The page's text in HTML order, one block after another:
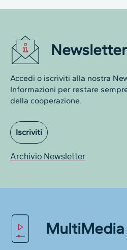
Newsletter
Accedi o iscriviti alla nostra
Informazioni per restare
della cooperazione.
Iscriviti
Archivio Newsletter
MultiMedia